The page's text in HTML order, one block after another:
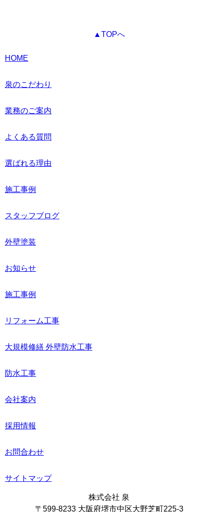
▲TOPへ
HOME
泉のこだわり
業務のご案内
よくある質問
選ばれる理由
施工事例
スタッフブログ
外壁塗装
お知らせ
施工事例
リフォーム工事
大規模修繕 外壁防水工事
防水工事
会社案内
採用情報
お問合わせ
サイトマップ
株式会社 泉
〒599-8233 大阪府堺市中区大野芝町225-3